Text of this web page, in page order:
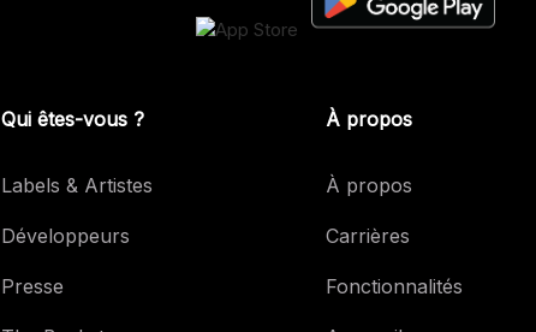
Qui êtes-vous ?
Labels & Artistes
Développeurs
Presse
À propos
À propos
Carrières
Fonctionnalités